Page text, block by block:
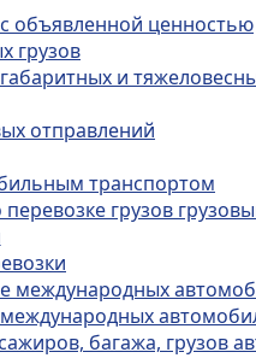
объявленной ценностью
грузов
и
отправлений
транспортом
перевозке грузов
международных
багажа, грузов